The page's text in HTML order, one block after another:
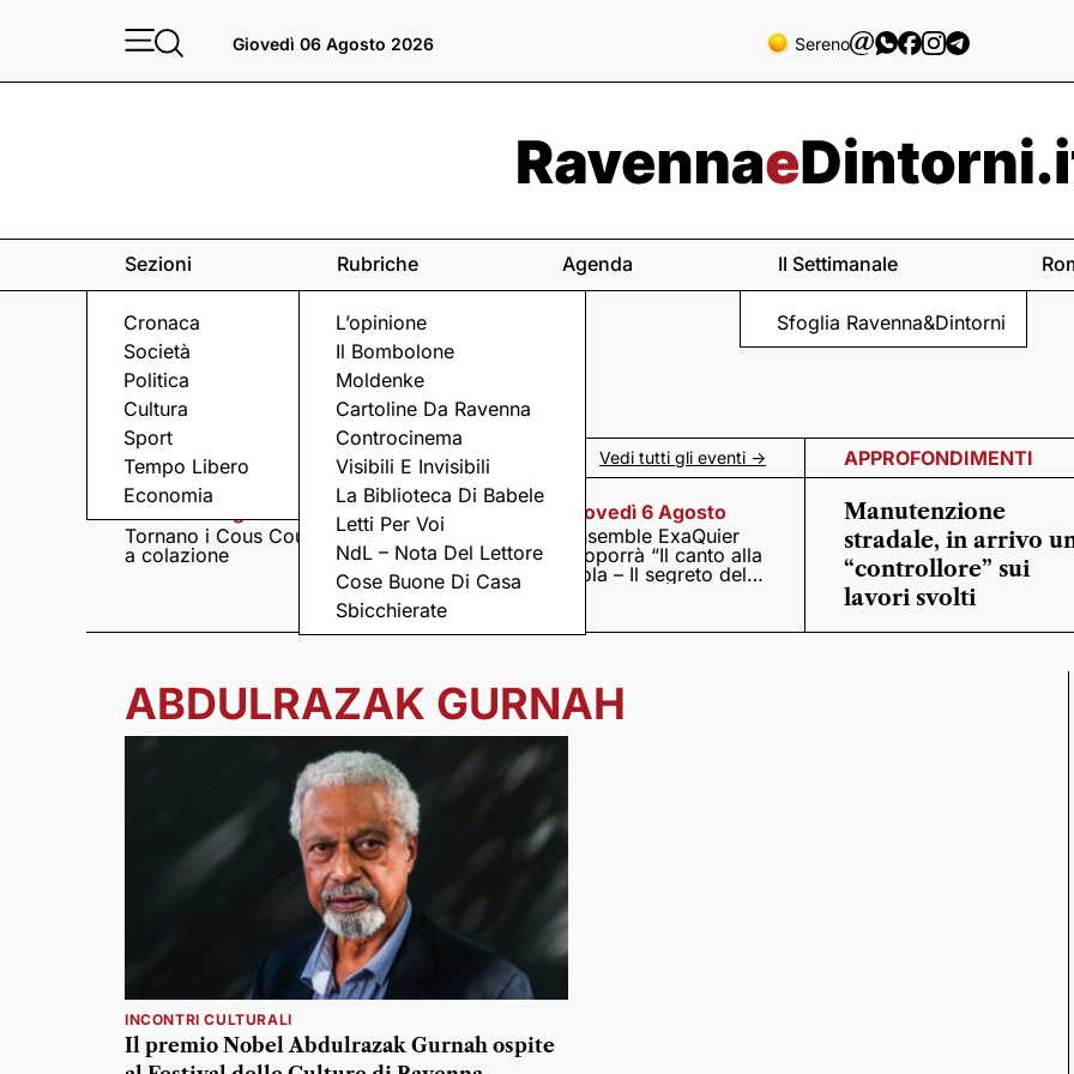
Giovedì 06 Agosto 2026 Sereno
Sezioni
Cronaca
Società
Politica
Cultura
Sport
Tempo Libero
Economia
Rubriche
L’opinione
Il Bombolone
Moldenke
Cartoline Da Ravenna
Controcinema
Visibili E Invisibili
La Biblioteca Di Babele
Letti Per Voi
NdL – Nota Del Lettore
Cose Buone Di Casa
Sbicchierate
Agenda Il Settimanale
Sfoglia Ravenna&Dintorni
Eventi a Ravenna e dintorni Vedi tutti gli eventi ->
Tornano i Cous Cous
a colazione
Giovedì 6 Agosto
Visita serale nella
Pieve romanica di
San Pietro in Sylvis
Giovedì 6 Agosto
Ensemble ExaQuier
proporrà “Il canto alla
viola – Il segreto del
APPROFONDIMENTI
Manutenzione
stradale, in arrivo
“controllore” sui
lavori svolti
ABDULRAZAK GURNAH
INCONTRI CULTURALI
Il premio Nobel Abdulrazak Gurnah ospite